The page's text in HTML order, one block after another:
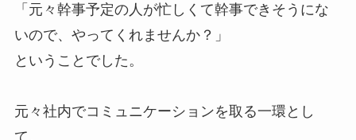
「元々幹事予定の人が忙しくて幹事できそうにな
いので、やってくれませんか？」
ということでした。
元々社内でコミュニケーションを取る一環とし
て、